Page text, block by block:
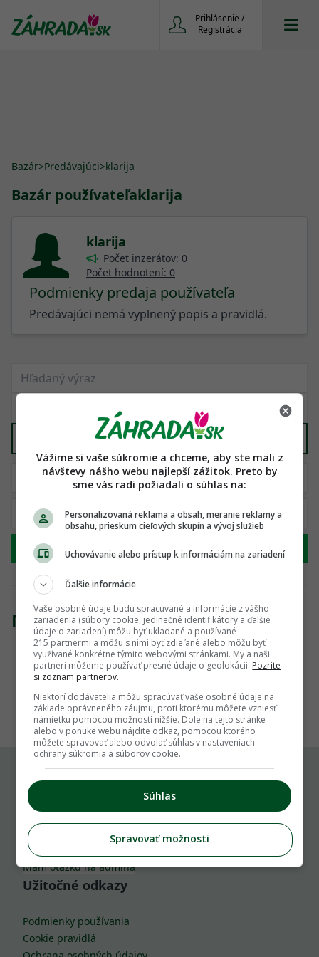
Prihlásenie /
Registrácia
Bazár>Predávajúci>klarija
Bazár používateľaklarija
klarija
Počet inzerátov: 0
Počet hodnotení: 0
Podmienky predaja používateľa
Predávajúci nemá vyplnený popis a pravidlá.
Vyber kategóriu
Hľadať
Nenašli sme žiadny produkt
1
Komu môžeš napísať
info@zahrada.sk
Nahlás chybu
Mám otázku na admina
Užitočné odkazy
Podmienky používania
Cookie pravidlá
Vážime si vaše súkromie a chceme, aby ste mali z
návštevy nášho webu najlepší zážitok. Preto by
sme vás radi požiadali o súhlas na:
Personalizovaná reklama a obsah, meranie reklamy a
obsahu, prieskum cieľových skupín a vývoj služieb
Uchovávanie alebo prístup k informáciám na zariadení
Ďalšie informácie
Vaše osobné údaje budú spracúvané a informácie z vášho
zariadenia (súbory cookie, jedinečné identifikátory a ďalšie
údaje o zariadení) môžu byť ukladané a používané
215 partnermi a môžu s nimi byť zdieľané alebo môžu byť
využívané konkrétne týmito webovými stránkami. My a naši
partneri môžeme používať presné údaje o geolokácii. Pozrite
si zoznam partnerov.
Niektorí dodávatelia môžu spracúvať vaše osobné údaje na
základe oprávneného záujmu, proti ktorému môžete vzniesť
námietku pomocou možností nižšie. Dole na tejto stránke
alebo v ponuke webu nájdite odkaz, pomocou ktorého
môžete spravovať alebo odvolať súhlas v nastaveniach
ochrany súkromia a súborov cookie.
Súhlas
Spravovať možnosti